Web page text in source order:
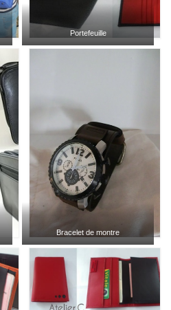
Portefeuille
Bracelet de montre